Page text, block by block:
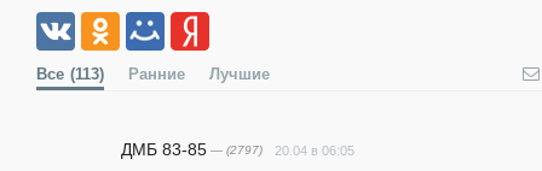
Все (113) Ранние Лучшие
ДМБ 83-85 — (2797) 20.04 в 06:05